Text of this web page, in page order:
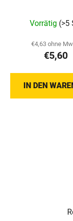
ist
von
Vorrätig (>5
€4,63 ohne
€5,60
IN DEN